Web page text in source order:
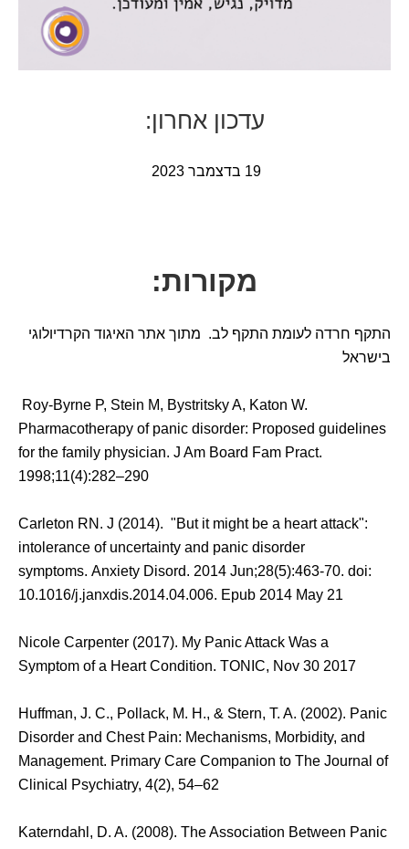
עדכון אחרון:
19 בדצמבר 2023
מקורות:
התקף חרדה לעומת התקף לב. מתוך אתר האיגוד הקרדיולוגי
בישראל
Roy-Byrne P, Stein M, Bystritsky A, Katon W.
Pharmacotherapy of panic disorder: Proposed guidelines
for the family physician. J Am Board Fam Pract.
1998;11(4):282–290
Carleton RN. J (2014). "But it might be a heart attack":
intolerance of uncertainty and panic disorder
symptoms. Anxiety Disord. 2014 Jun;28(5):463-70. doi:
10.1016/j.janxdis.2014.04.006. Epub 2014 May 21
Nicole Carpenter (2017). My Panic Attack Was a
Symptom of a Heart Condition. TONIC, Nov 30 2017
Huffman, J. C., Pollack, M. H., & Stern, T. A. (2002). Panic
Disorder and Chest Pain: Mechanisms, Morbidity, and
Management. Primary Care Companion to The Journal of
Clinical Psychiatry, 4(2), 54–62
Katerndahl, D. A. (2008). The Association Between Panic